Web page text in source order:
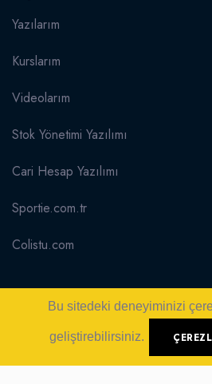
Yazılarım
Kurslarım
Videolarım
Stok Yönetimi Yazılımı
Cari Hesap Yazılımı
Sportie.com.tr
Colistu.com
Sitemap
Bu sitedeki deneyiminizi
geliştirebilirsiniz.